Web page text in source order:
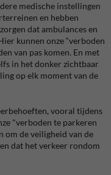
medische instellingen
en hebben
dat ambulances en
kunnen onze “verboden
van pas komen. En met
in het donker zichtbaar
op elk moment van de
vooral tijdens
"verboden te parkeren
om de veiligheid van de
dat het verkeer rondom